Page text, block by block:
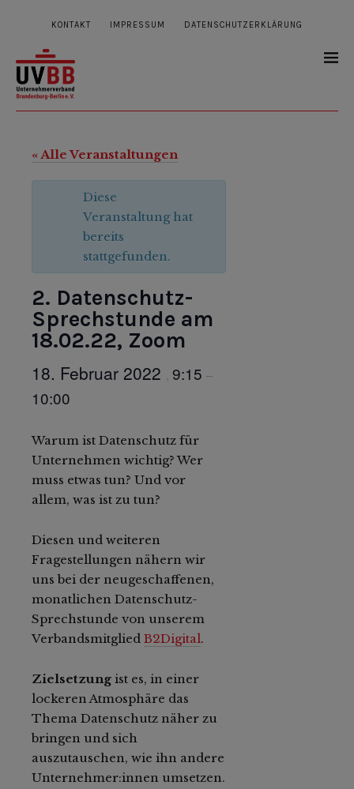
KONTAKT IMPRESSUM DATENSCHUTZERKLÄRUNG
« Alle Veranstaltungen
Diese
Veranstaltung hat
bereits
stattgefunden.
2. Datenschutz-
Sprechstunde am
18.02.22, Zoom
18. Februar 2022 , 9:15 –
10:00
Warum ist Datenschutz für
Unternehmen wichtig? Wer
muss etwas tun? Und vor
allem, was ist zu tun?
Diesen und weiteren
Fragestellungen nähern wir
uns bei der neugeschaffenen,
monatlichen Datenschutz-
Sprechstunde von unserem
Verbandsmitglied B2Digital.
Zielsetzung ist es, in einer
lockeren Atmosphäre das
Thema Datenschutz näher zu
bringen und sich
auszutauschen, wie ihn andere
Unternehmer:innen umsetzen.